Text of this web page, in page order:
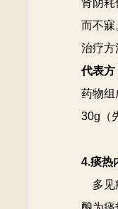
肾阴耗
而不寐
治疗方
代表方
药物组
30g（
4.痰热
多见